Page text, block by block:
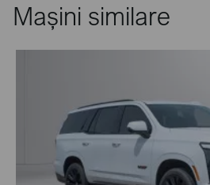
Mașini similare